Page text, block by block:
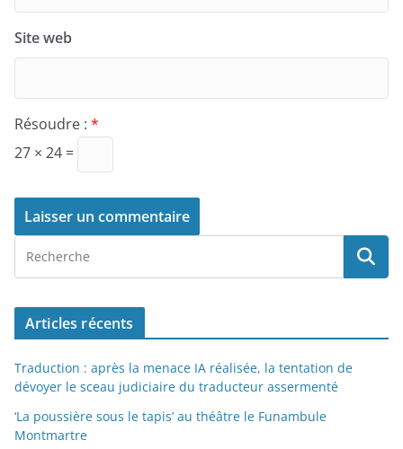
Site web
Résoudre : *
27 × 24 =
Articles récents
Traduction : après la menace IA réalisée, la tentation de
dévoyer le sceau judiciaire du traducteur assermenté
‘La poussière sous le tapis’ au théâtre le Funambule
Montmartre